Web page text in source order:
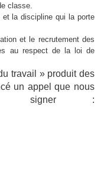
classe.
et la discipline qui la porte
et le recrutement des
au respect de la loi de
travail » produit des
un appel que nous
signer :